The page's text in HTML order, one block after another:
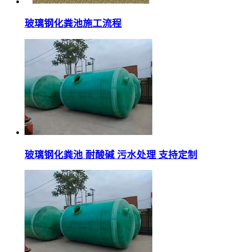
玻璃钢化粪池施工流程
玻璃钢化粪池 耐酸碱 污水处理 支持定制